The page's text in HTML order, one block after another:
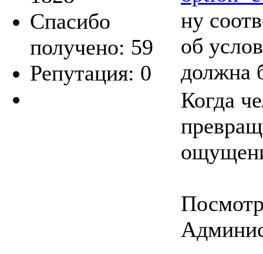
Спасибо
получено: 59
Репутация: 0
ну
об
должна
Когда